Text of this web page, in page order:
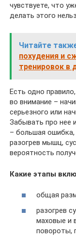
чувствуете, что
делать этого
Читайте
похудения и
тренировок в
Есть одно
во внимание –
серьезного или
Забывать про нее
– большая ошибка,
разогрев мышц,
вероятность
Какие этапы
общая
разогрев
маховые и
повороты,